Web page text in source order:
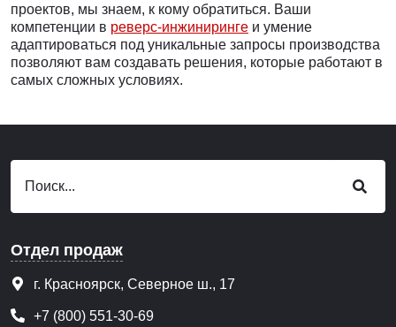
проектов, мы знаем, к кому обратиться. Ваши
компетенции в реверс-инжиниринге и умение
адаптироваться под уникальные запросы производства
позволяют вам создавать решения, которые работают в
самых сложных условиях.
Отдел продаж
г. Красноярск, Северное ш., 17
+7 (800) 551-30-69